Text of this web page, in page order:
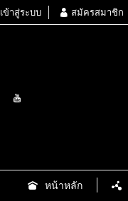
เข้าสู่ระบบ สมัครสมาชิก
หน้าหลัก